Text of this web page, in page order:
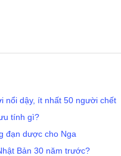
nổi dậy, ít nhất 50 người chết
tính gì?
đạn dược cho Nga
Bản 30 năm trước?